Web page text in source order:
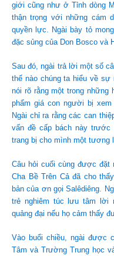
giới cũng như ở Tỉnh dòng
thận trọng với những cám
quyền lực. Ngài bày tỏ
đặc sủng của Don Bosco và
Sau đó, ngài trả lời một số
thế nào chúng ta hiểu về sự
nói rõ rằng một trong những
phẩm giá con người bị
Ngài chỉ ra rằng các can
vấn đề cấp bách này trước
trang bị cho mình một tương
Câu hỏi cuối cùng được đặt
Cha Bề Trên Cả đã cho
bản của ơn gọi Salêdiêng.
trẻ nghiêm túc lưu tâm lời
quảng đại nếu họ cảm thấy
Vào buổi chiều, ngài được
Tâm và Trường Trung học